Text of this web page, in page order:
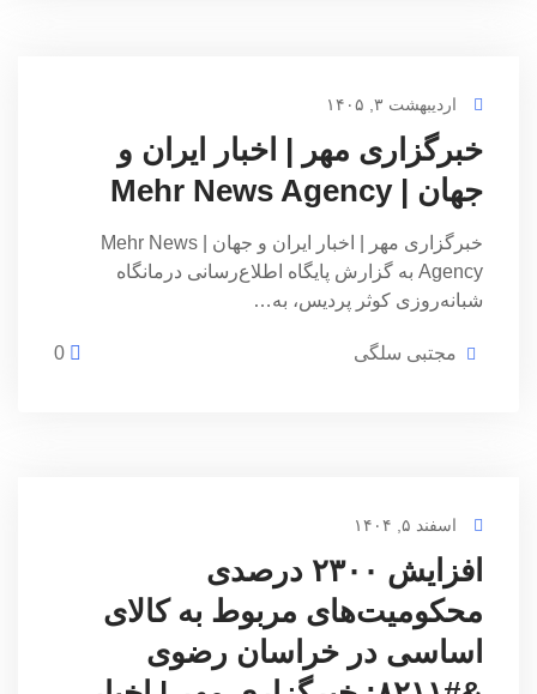
اردیبهشت ۳, ۱۴۰۵
خبرگزاری مهر | اخبار ایران و
جهان | Mehr News Agency
خبرگزاری مهر | اخبار ایران و جهان | Mehr News
Agency به گزارش پایگاه اطلاع‌رسانی درمانگاه
شبانه‌روزی کوثر پردیس، به…
مجتبی سلگی
اسفند ۵, ۱۴۰۴
افزایش ۲۳۰۰ درصدی
محکومیت‌های مربوط به کالای
اساسی در خراسان رضوی